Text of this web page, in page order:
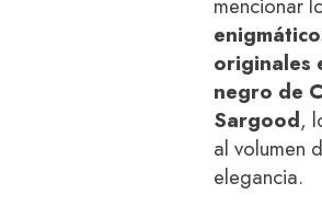
originales
negro de
Sargood,
al volumen
elegancia.